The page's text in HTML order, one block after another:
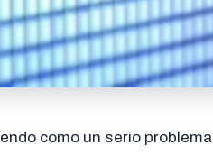
como un serio problema